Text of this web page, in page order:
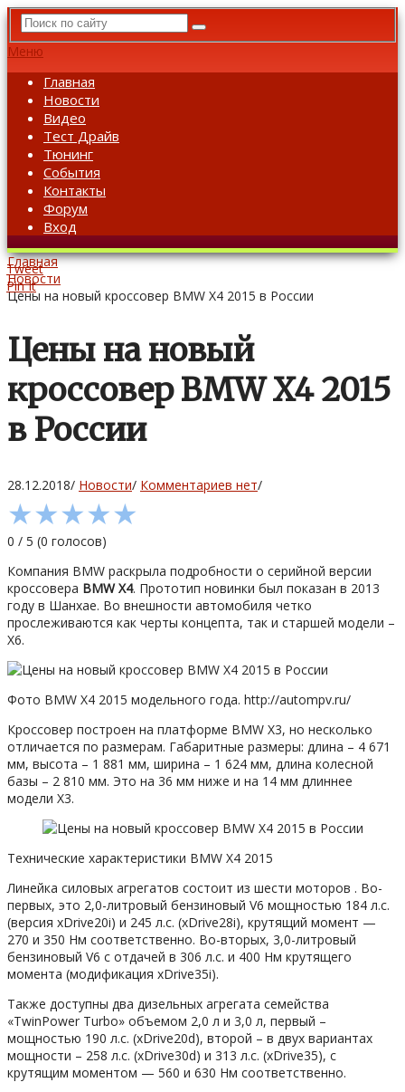
Меню
Главная
Новости
Видео
Тест Драйв
Тюнинг
События
Контакты
Форум
Вход
Главная
Новости
Цены на новый кроссовер BMW X4 2015 в России
Цены на новый
кроссовер BMW X4 2015
в России
28.12.2018/ Новости/ Комментариев нет/
★★★★★
0 / 5 (0 голосов)
Компания BMW раскрыла подробности о серийной версии
кроссовера BMW X4. Прототип новинки был показан в 2013
году в Шанхае. Во внешности автомобиля четко
прослеживаются как черты концепта, так и старшей модели –
X6.
Фото BMW X4 2015 модельного года. http://autompv.ru/
Кроссовер построен на платформе BMW X3, но несколько
отличается по размерам. Габаритные размеры: длина – 4 671
мм, высота – 1 881 мм, ширина – 1 624 мм, длина колесной
базы – 2 810 мм. Это на 36 мм ниже и на 14 мм длиннее
модели X3.
Технические характеристики BMW X4 2015
Линейка силовых агрегатов состоит из шести моторов . Во-
первых, это 2,0-литровый бензиновый V6 мощностью 184 л.с.
(версия xDrive20i) и 245 л.с. (xDrive28i), крутящий момент —
270 и 350 Нм соответственно. Во-вторых, 3,0-литровый
бензиновый V6 с отдачей в 306 л.с. и 400 Нм крутящего
момента (модификация xDrive35i).
Также доступны два дизельных агрегата семейства
«TwinPower Turbo» объемом 2,0 л и 3,0 л, первый –
мощностью 190 л.с. (xDrive20d), второй – в двух вариантах
мощности – 258 л.с. (xDrive30d) и 313 л.с. (xDrive35), с
крутящим моментом — 560 и 630 Нм соответственно.
Tweet
Pin It